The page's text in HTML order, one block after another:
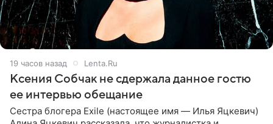
19 часов назад Lenta.Ru
Ксения Собчак не сдержала данное гостю
ее интервью обещание
Сестра блогера Exile (настоящее имя — Илья Яцкевич)